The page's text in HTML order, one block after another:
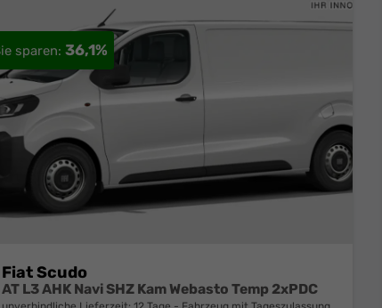
36,1%
Fiat Scudo
AT L3 AHK Navi SHZ Kam Webasto Temp 2xPDC